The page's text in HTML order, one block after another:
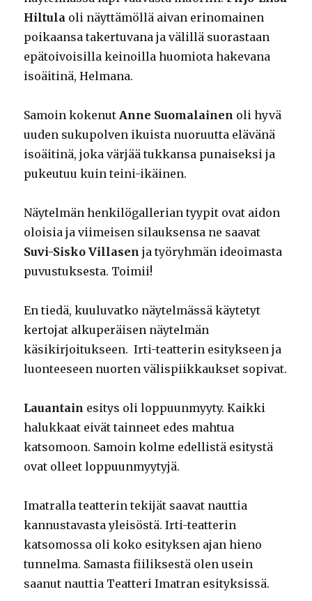
Hiltula oli näyttämöllä aivan erinomainen
poikaansa takertuvana ja välillä suorastaan
epätoivoisilla keinoilla huomiota hakevana
isoäitinä, Helmana.
Samoin kokenutAnne Suomalainen oli hyvä
uuden sukupolven ikuista nuoruutta elävänä
isoäitinä, joka värjää tukkansa punaiseksi ja
pukeutuu kuin teini-ikäinen.
Näytelmän henkilögallerian tyypit ovat aidon
oloisia ja viimeisen silauksensa ne saavat
Suvi-Sisko Villasen ja työryhmän ideoimasta
puvustuksesta. Toimii!
En tiedä, kuuluvatko näytelmässä käytetyt
kertojat alkuperäisen näytelmän
käsikirjoitukseen. Irti-teatterin esitykseen ja
luonteeseen nuorten välispiikkaukset sopivat.
Lauantain esitys oli loppuunmyyty. Kaikki
halukkaat eivät tainneet edes mahtua
katsomoon. Samoin kolme edellistä esitystä
ovat olleet loppuunmyytyjä.
Imatralla teatterin tekijät saavat nauttia
kannustavasta yleisöstä. Irti-teatterin
katsomossa oli koko esityksen ajan hieno
tunnelma. Samasta fiiliksestä olen usein
saanut nauttia Teatteri Imatran esityksissä.